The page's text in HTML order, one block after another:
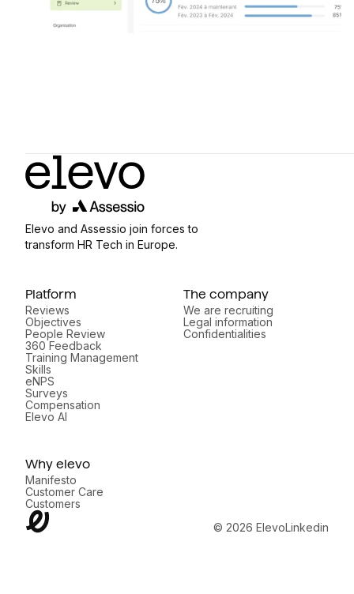
Elevo and Assessio join forces to
transform HR Tech in Europe.
Why elevo
Manifesto
Customer Care
Customers
Platform
Reviews
Objectives
People Review
360 Feedback
Training Management
Skills
eNPS
Surveys
Compensation
Elevo AI
The company
We are recruiting
Legal information
Confidentialities
© 2026 ElevoLinkedin